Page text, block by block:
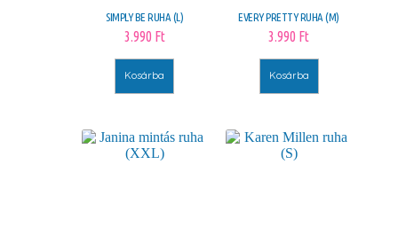
SIMPLY BE RUHA (L)
3.990 Ft
Kosárba
EVERY PRETTY RUHA (M)
3.990 Ft
Kosárba